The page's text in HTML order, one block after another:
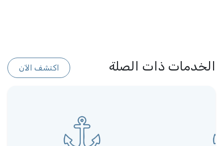
الخدمات ذات الصلة اكتشف الآن